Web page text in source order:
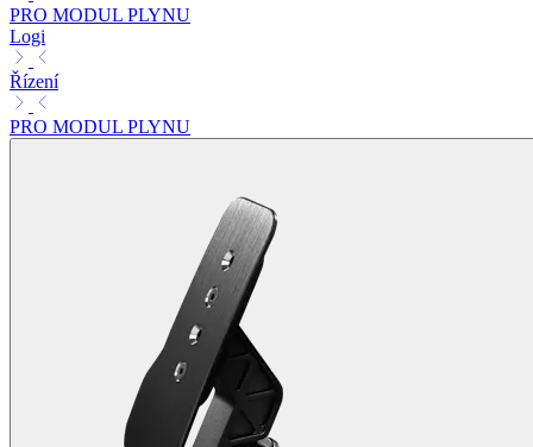
PRO MODUL PLYNU
Logi
Řízení
PRO MODUL PLYNU